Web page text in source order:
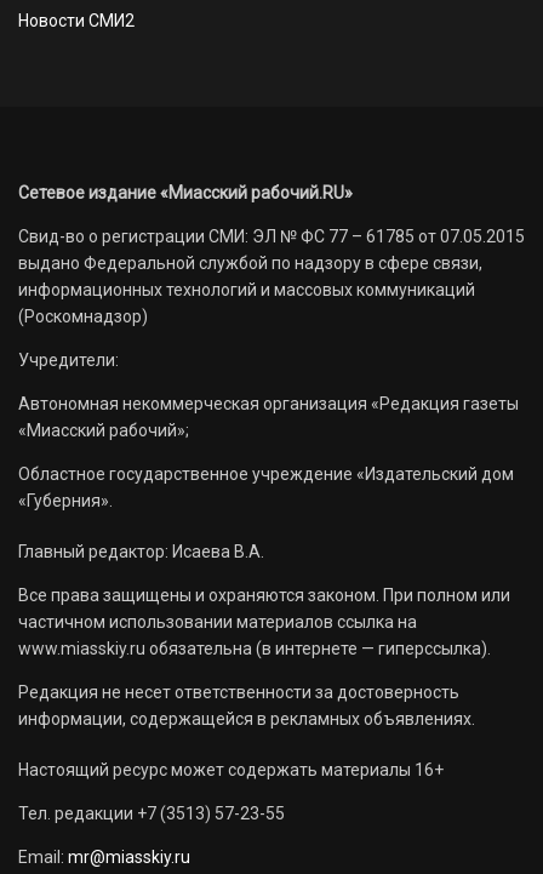
Новости СМИ2
Сетевое издание «Миасский рабочий.RU»
Свид-во о регистрации СМИ: ЭЛ № ФС 77 – 61785 от 07.05.2015
выдано Федеральной службой по надзору в сфере связи,
информационных технологий и массовых коммуникаций
(Роскомнадзор)
Учредители:
Автономная некоммерческая организация «Редакция газеты
«Миасский рабочий»;
Областное государственное учреждение «Издательский дом
«Губерния».
Главный редактор: Исаева В.А.
Все права защищены и охраняются законом. При полном или
частичном использовании материалов ссылка на
www.miasskiy.ru обязательна (в интернете — гиперссылка).
Редакция не несет ответственности за достоверность
информации, содержащейся в рекламных объявлениях.
Настоящий ресурс может содержать материалы 16+
Тел. редакции +7 (3513) 57-23-55
Email: mr@miasskiy.ru